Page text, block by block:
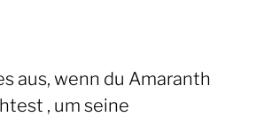
aus, wenn du Amaranth
, um seine